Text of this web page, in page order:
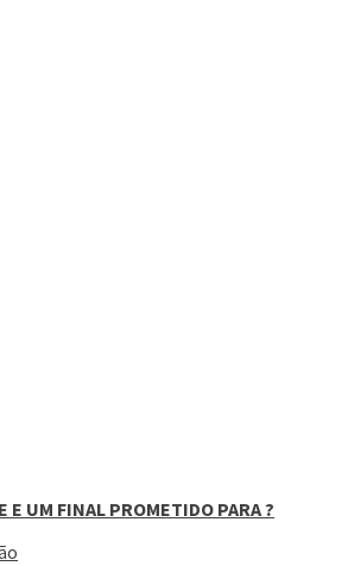
E UM FINAL PROMETIDO PARA ?